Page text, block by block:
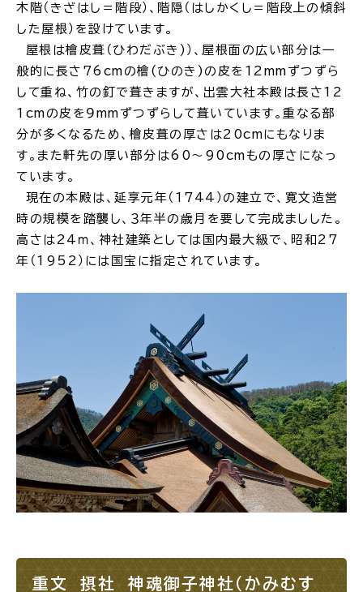
ライフライン 公共交通
公共施設
便利なサービス
ごみ出しおたすけア
プリ
各種申請書・様式ダ
ウンロード
イド
木階（きざはし＝階段）、階隠（はしかくし＝階段上の傾斜
した屋根）を設けています。
屋根は檜皮葺（ひわだぶき)）、屋根面の広い部分は一
般的に長さ76cmの檜(ひのき)の皮を12mmずつずら
して重ね、竹の釘で葺きますが、出雲大社本殿は長さ12
1cmの皮を９mmずつずらして葺いています。重なる部
分が多くなるため、檜皮葺の厚さは20cmにもなりま
す。また軒先の厚い部分は60～90cmもの厚さになっ
ています。
現在の本殿は、延享元年（1744）の建立で、寛文造営
時の規模を踏襲し、３年半の歳月を要して完成ましした。
高さは24ｍ、神社建築としては国内最大級で、昭和27
年（1952）には国宝に指定されています。
重文 摂社 神魂御子神社（かみむす